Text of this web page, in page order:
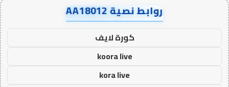
روابط نصية AA18012
كورة لايف
koora live
kora live